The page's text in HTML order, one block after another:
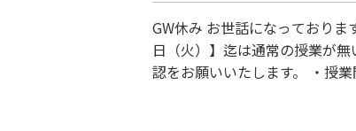
GW休み お世話になっておりま
日（火）】迄は通常の授業が
認をお願いいたします。 ・授